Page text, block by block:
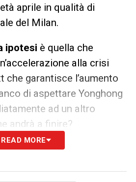
aprile in qualità di
del Milan.
ipotesi è quella che
alla crisi
che garantisce l’aumento
di aspettare Yonghong
ad un altro
andrà a finire?
READ MORE